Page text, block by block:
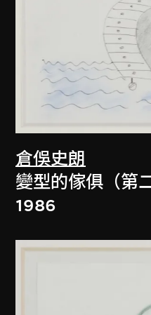
倉俁史朗
變型的傢俱（第
1986